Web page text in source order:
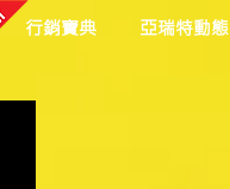
行銷寶典 亞瑞特動態